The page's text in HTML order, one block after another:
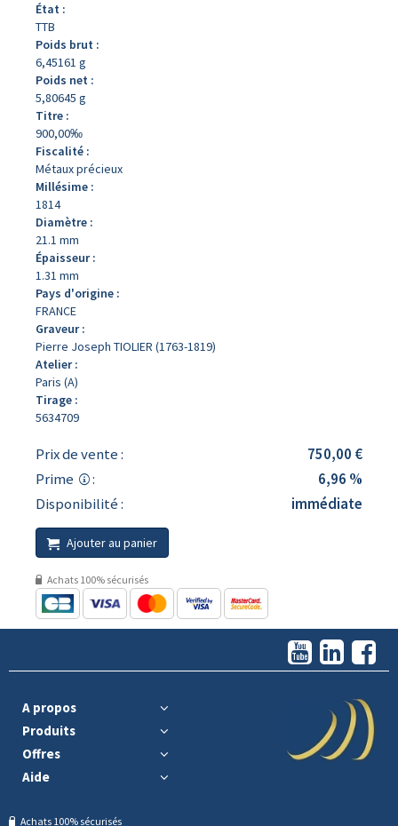
État :
TTB
Poids brut :
6,45161 g
Poids net :
5,80645 g
Titre :
900,00‰
Fiscalité :
Métaux précieux
Millésime :
1814
Diamètre :
21.1 mm
Épaisseur :
1.31 mm
Pays d'origine :
FRANCE
Graveur :
Pierre Joseph TIOLIER (1763-1819)
Atelier :
Paris (A)
Tirage :
5634709
Prix de vente :
750,00 €
Prime
:
6,96 %
Disponibilité :
immédiate
Ajouter au panier
Achats 100% sécurisés
A propos
Produits
Offres
Aide
Achats 100% sécurisés